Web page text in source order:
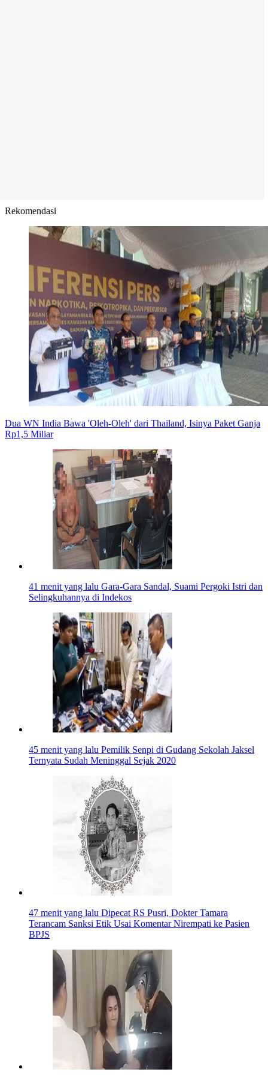
Rekomendasi
Dua WN India Bawa 'Oleh-Oleh' dari Thailand, Isinya Paket Ganja
Rp1,5 Miliar
41 menit yang lalu Gara-Gara Sandal, Suami Pergoki Istri dan
Selingkuhannya di Indekos
45 menit yang lalu Pemilik Senpi di Gudang Sekolah Jaksel
Ternyata Sudah Meninggal Sejak 2020
47 menit yang lalu Dipecat RS Pusri, Dokter Tamara
Terancam Sanksi Etik Usai Komentar Nirempati ke Pasien
BPJS